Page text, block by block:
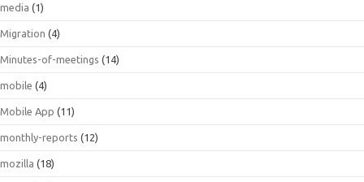
media (1)
Migration (4)
Minutes-of-meetings (14)
mobile (4)
Mobile App (11)
monthly-reports (12)
mozilla (18)